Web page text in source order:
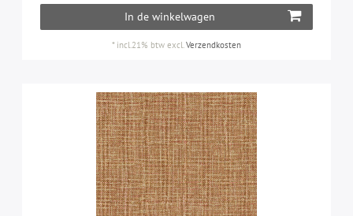
In de winkelwagen
* incl.21% btw excl. Verzendkosten